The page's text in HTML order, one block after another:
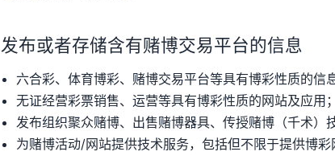
发布或者存储含有赌博交易平台的信息
六合彩、体育博彩、赌博交易平台等具有博彩性质的信息
无证经营彩票销售、运营等具有博彩性质的网站及应用；
发布组织聚众赌博、出售赌博器具、传授赌博（千术）
为赌博活动/网站提供技术服务，包括但不限于提供博彩